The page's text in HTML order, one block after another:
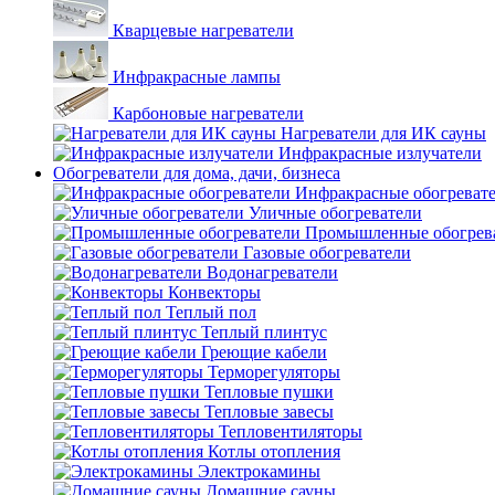
Кварцевые нагреватели
Инфракрасные лампы
Карбоновые нагреватели
Нагреватели для ИК сауны
Инфракрасные излучатели
Обогреватели для дома, дачи, бизнеса
Инфракрасные
Уличные обогреватели
Промышленные
Газовые обогреватели
Водонагреватели
Конвекторы
Теплый пол
Теплый плинтус
Греющие кабели
Терморегуляторы
Тепловые пушки
Тепловые завесы
Тепловентиляторы
Котлы отопления
Электрокамины
Домашние сауны